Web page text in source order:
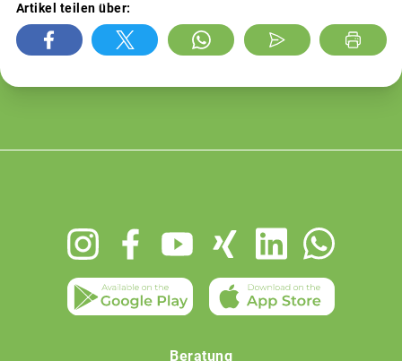
Artikel teilen über:
Beratung